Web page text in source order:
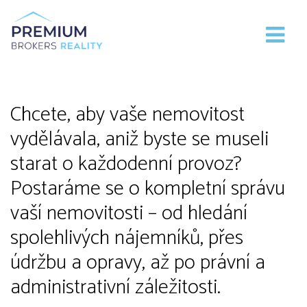
Chcete, aby vaše nemovitost
vydělávala, aniž byste se museli
starat o každodenní provoz?
Postaráme se o kompletní správu
vaší nemovitosti – od hledání
spolehlivých nájemníků, přes
údržbu a opravy, až po právní a
administrativní záležitosti.